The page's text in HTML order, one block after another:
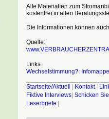
Alle Materialien zum
kostenfrei in allen
Die Informationen können
Quelle:
Links:
Wechselstimmung?:
Startseite/Aktuell
Kontakt|
Fiktive Interviews| Schicken
Leserbriefe